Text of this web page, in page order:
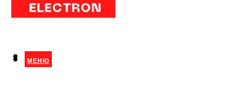
КЛИМАТИЧЕСКАЯ
МЕНЮ
МЕНЮ